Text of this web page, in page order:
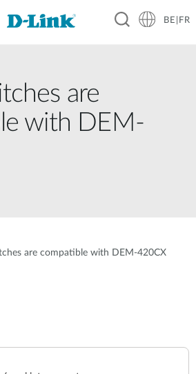
BE|FR
are
with DEM-
are compatible with DEM-420CX